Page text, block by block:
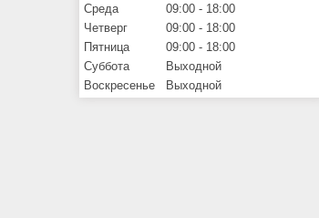
Среда
09:00
18:00
Четверг
09:00
18:00
Пятница
09:00
18:00
Суббота
Выходной
Воскресенье
Выходной